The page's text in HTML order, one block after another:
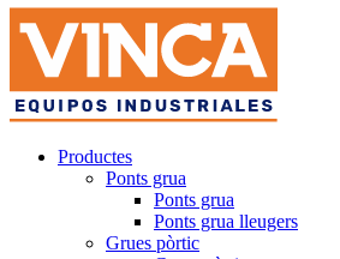
Productes
Ponts grua
Ponts grua
Ponts grua lleugers
Grues pòrtic